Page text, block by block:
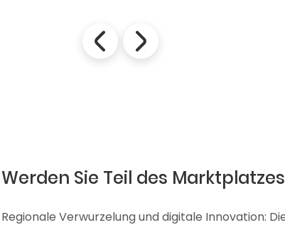
Werden Sie Teil des
Regionale Verwurzelung und digitale Innovation: